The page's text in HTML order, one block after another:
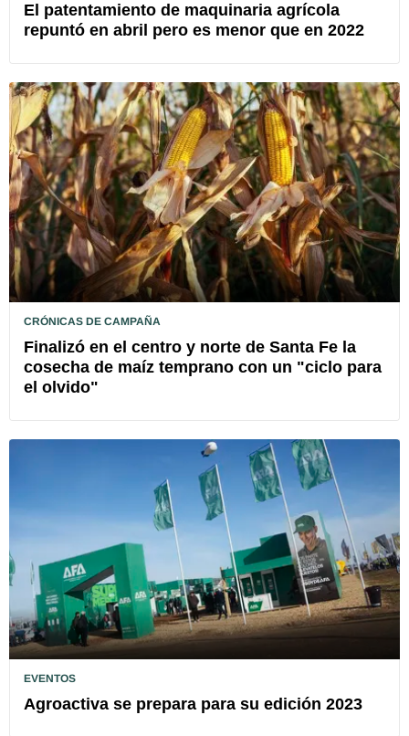
El patentamiento de maquinaria agrícola
repuntó en abril pero es menor que en 2022
CRÓNICAS DE CAMPAÑA
Finalizó en el centro y norte de Santa Fe la
cosecha de maíz temprano con un "ciclo para
el olvido"
EVENTOS
Agroactiva se prepara para su edición 2023